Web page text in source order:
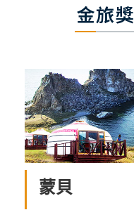
金旅
蒙貝